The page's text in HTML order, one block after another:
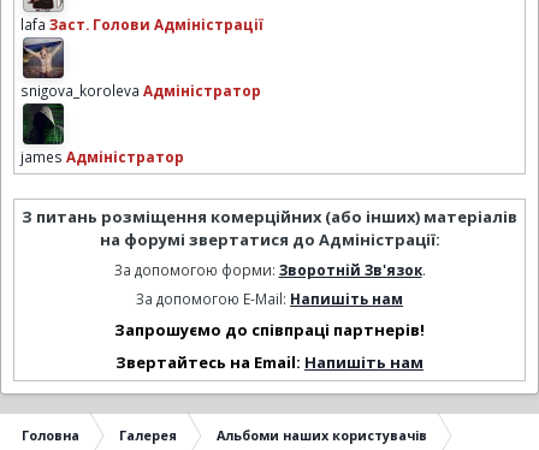
lafa Заст. Голови Адміністрації
snigova_koroleva Адміністратор
james Адміністратор
З питань розміщення комерційних (або інших) матеріалів
на форумі звертатися до Адміністрації:
За допомогою форми: Зворотній Зв'язок.
За допомогою E-Mail: Напишіть нам
Запрошуємо до співпраці партнерів!
Звертайтесь на Email: Напишіть нам
Головна Галерея Альбоми наших користувачів